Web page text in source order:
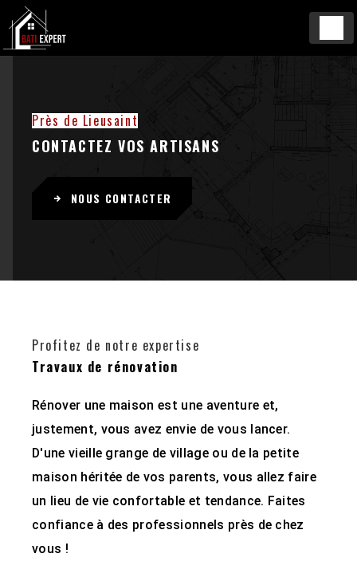
Près de Lieusaint
CONTACTEZ VOS ARTISANS
NOUS CONTACTER
Profitez de notre expertise
Travaux de rénovation
Rénover une maison est une aventure et,
justement, vous avez envie de vous lancer.
D'une vieille grange de village ou de la petite
maison héritée de vos parents, vous allez faire
un lieu de vie confortable et tendance. Faites
confiance à des professionnels près de chez
vous !
Panneau de gestion des cookies